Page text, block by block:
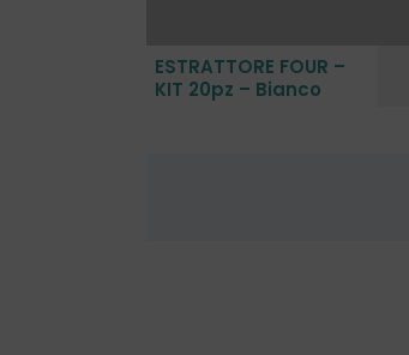
ESTRATTORE FOUR –
KIT 20pz – Bianco